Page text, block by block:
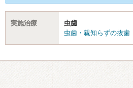
実施治療
虫歯
虫歯・親知らずの抜歯